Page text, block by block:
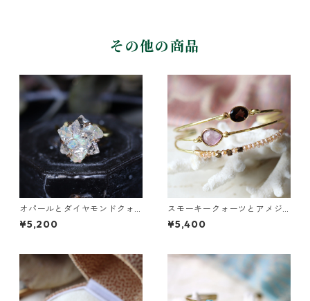
その他の商品
オパールとダイヤモンドクォ
ーツのイヤーカフ
¥5,200
スモーキークォーツとアメジ
ストの真鍮3連バングル
¥5,400